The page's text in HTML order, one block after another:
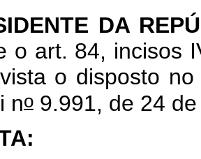
DA
o art. 84, incisos
o disposto
no 9.991, de 24